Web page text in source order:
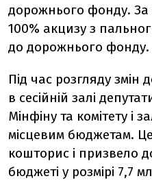
дорожнього фонду. За
100% акцизу з
до дорожнього фонду.
Під час розгляду
в сесійній залі
Мінфіну та комітету і
місцевим бюджетам.
кошторис і призвело
бюджеті у розмірі 7,7